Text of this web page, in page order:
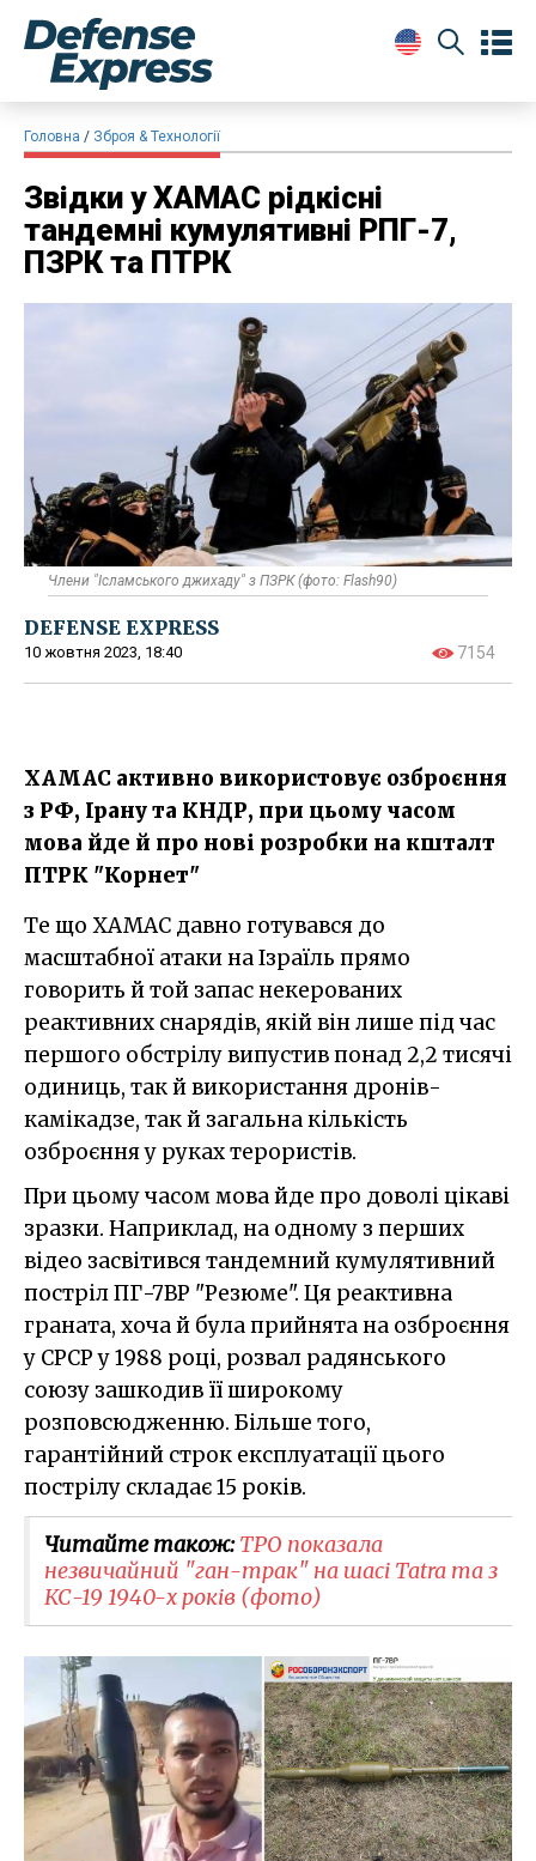
Головна Зброя & Технології
Звідки у ХАМАС рідкісні
тандемні кумулятивні РПГ-7,
ПЗРК та ПТРК
Члени "Ісламського джихаду" з ПЗРК (фото: Flash90)
DEFENSE EXPRESS
10 жовтня 2023, 18:40 7154
ХАМАС активно використовує озброєння
з РФ, Ірану та КНДР, при цьому часом
мова йде й про нові розробки на кшталт
ПТРК "Корнет"
Те що ХАМАС давно готувався до
масштабної атаки на Ізраїль прямо
говорить й той запас некерованих
реактивних снарядів, якій він лише під час
першого обстрілу випустив понад 2,2 тисячі
одиниць, так й використання дронів-
камікадзе, так й загальна кількість
озброєння у руках терористів.
При цьому часом мова йде про доволі цікаві
зразки. Наприклад, на одному з перших
відео засвітився тандемний кумулятивний
постріл ПГ-7ВР "Резюме". Ця реактивна
граната, хоча й була прийнята на озброєння
у СРСР у 1988 році, розвал радянського
союзу зашкодив її широкому
розповсюдженню. Більше того,
гарантійний строк експлуатації цього
пострілу складає 15 років.
Читайте також:ТРО показала
незвичайний "ган-трак" на шасі Tatra та з
КС-19 1940-х років (фото)